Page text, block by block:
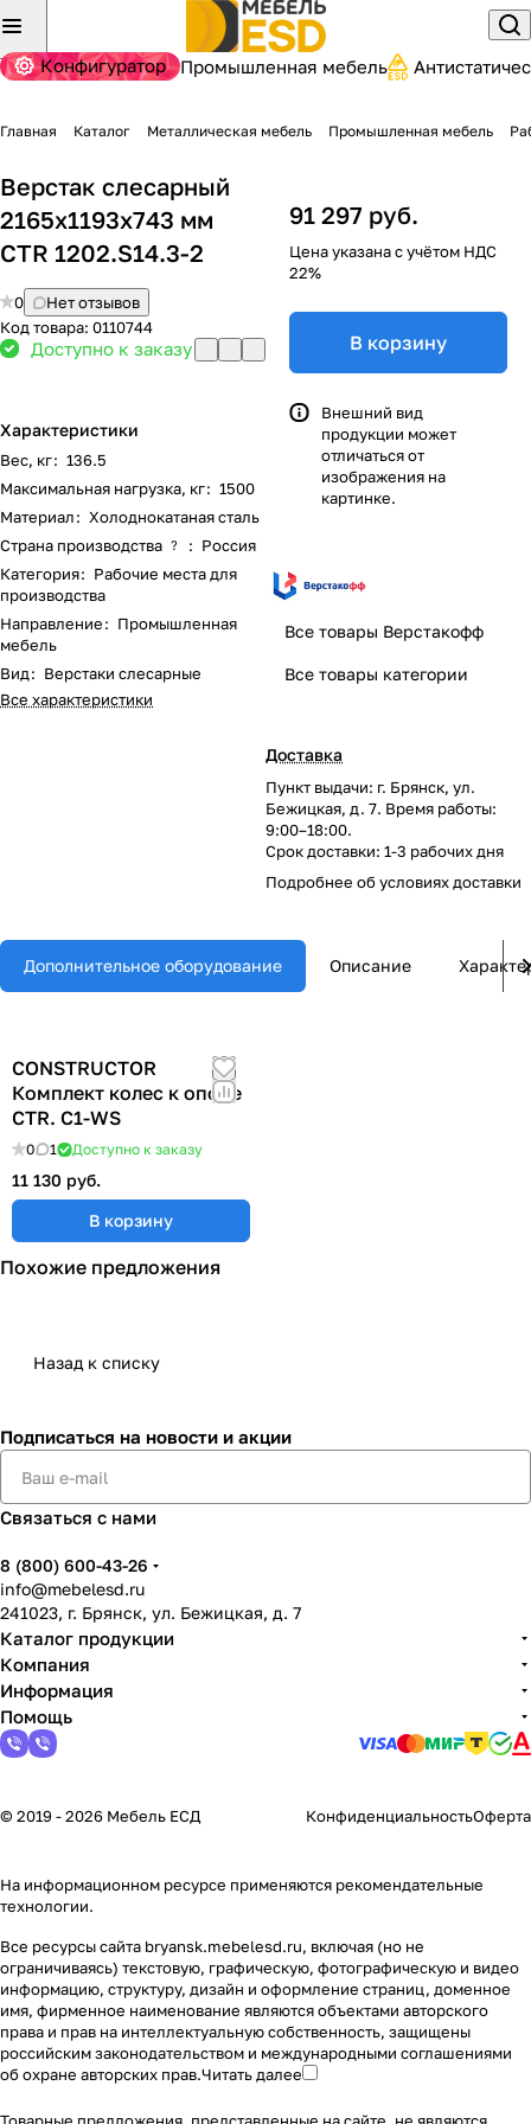
Конфигуратор Промышленная мебель
Главная Каталог Металлическая мебель Промышленная мебель
Верстак слесарный
2165x1193x743 мм
CTR 1202.S14.3-2
0
Нет отзывов
Код товара: 0110744
Доступно к заказу
Характеристики
Вес, кг: 136.5
Максимальная нагрузка, кг: 1500
Материал: Холоднокатаная сталь
Страна производства ? : Россия
Категория: Рабочие места для
производства
Направление: Промышленная
мебель
Вид: Верстаки слесарные
Все характеристики
91 297 руб.
Цена указана с учётом НДС
22%
В корзину
Внешний вид
продукции может
отличаться от
изображения на
картинке.
Все товары Верстакофф
Все товары категории
Доставка
Пункт выдачи: г. Брянск, ул.
Бежицкая, д. 7. Время работы:
9:00–18:00.
Срок доставки: 1-3 рабочих дня
Подробнее обусловиях доставки
Дополнительное оборудование Описание
CONSTRUCTOR
Комплект колес к опоре
CTR. C1-WS
0 1 Доступно к заказу
11 130 руб.
В корзину
Похожие предложения
Назад к списку
Подписаться на новости и акции
Связаться с нами
8 (800) 600-43-26
info@mebelesd.ru
241023, г. Брянск, ул. Бежицкая, д. 7
Каталог продукции
Компания
Информация
Помощь
© 2019 - 2026 Мебель ЕСД КонфиденциальностьОферта
На информационном ресурсе применяются рекомендательные
технологии.
Все ресурсы сайта bryansk.mebelesd.ru, включая (но не
ограничиваясь) текстовую, графическую, фотографическую и видео
информацию, структуру, дизайн и оформление страниц, доменное
имя, фирменное наименование являются объектами авторского
права и прав на интеллектуальную собственность, защищены
российским законодательством и международными соглашениями
об охране авторских прав.Читать далее